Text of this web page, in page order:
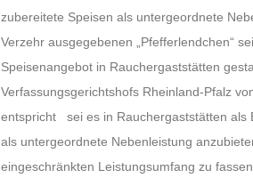
zubereitete Speisen als untergeordnete
Verzehr ausgegebenen „Pfefferlendchen“
Speisenangebot in Rauchergaststätten
Verfassungsgerichtshofs Rheinland-Pfalz
entspricht sei es in Rauchergaststätten als
als untergeordnete Nebenleistung
eingeschränkten Leistungsumfang zu